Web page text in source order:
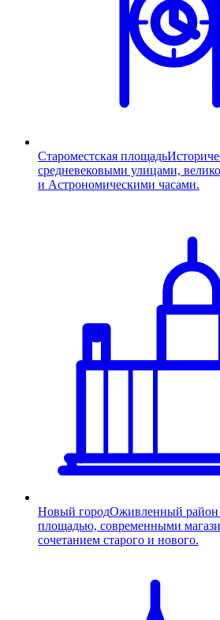
Староместская площадь
средневековыми улицами,
и Астрономическими часами.
Новый городОживленный район
площадью, современными
сочетанием старого и нового.